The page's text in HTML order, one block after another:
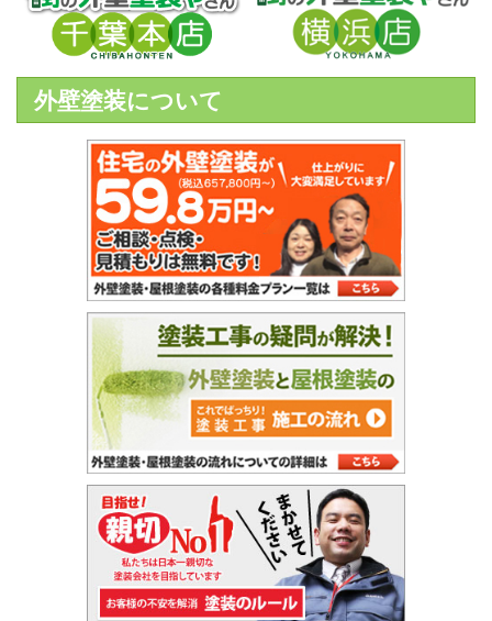
外壁塗装について